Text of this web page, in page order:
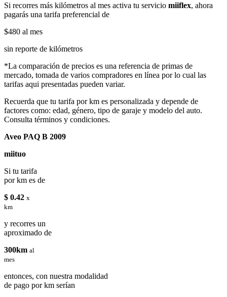
Si recorres más kilómetros al mes activa tu servicio miiflex, ahora
pagarás una tarifa preferencial de
$480 al mes
sin reporte de kilómetros
*La comparación de precios es una referencia de primas de
mercado, tomada de varios compradores en línea por lo cual las
tarifas aqui presentadas pueden variar.
Recuerda que tu tarifa por km es personalizada y depende de
factores como: edad, género, tipo de garaje y modelo del auto.
Consulta términos y condiciones.
Aveo PAQ B 2009
miituo
Si tu tarifa
por km es de
$ 0.42 x
km
y recorres un
aproximado de
300km al
mes
entonces, con nuestra modalidad
de pago por km serían